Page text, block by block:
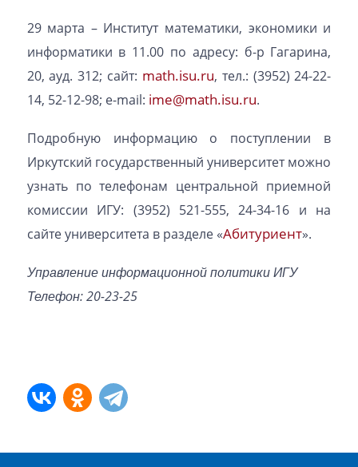
29 марта – Институт математики, экономики и
информатики в 11.00 по адресу: б-р Гагарина,
20, ауд. 312; сайт: math.isu.ru, тел.: (3952) 24-22-
14, 52-12-98; е-mail: ime@math.isu.ru.
Подробную информацию о поступлении в
Иркутский государственный университет можно
узнать по телефонам центральной приемной
комиссии ИГУ: (3952) 521-555, 24-34-16 и на
сайте университета в разделе «Абитуриент».
Управление информационной политики ИГУ
Телефон: 20-23-25